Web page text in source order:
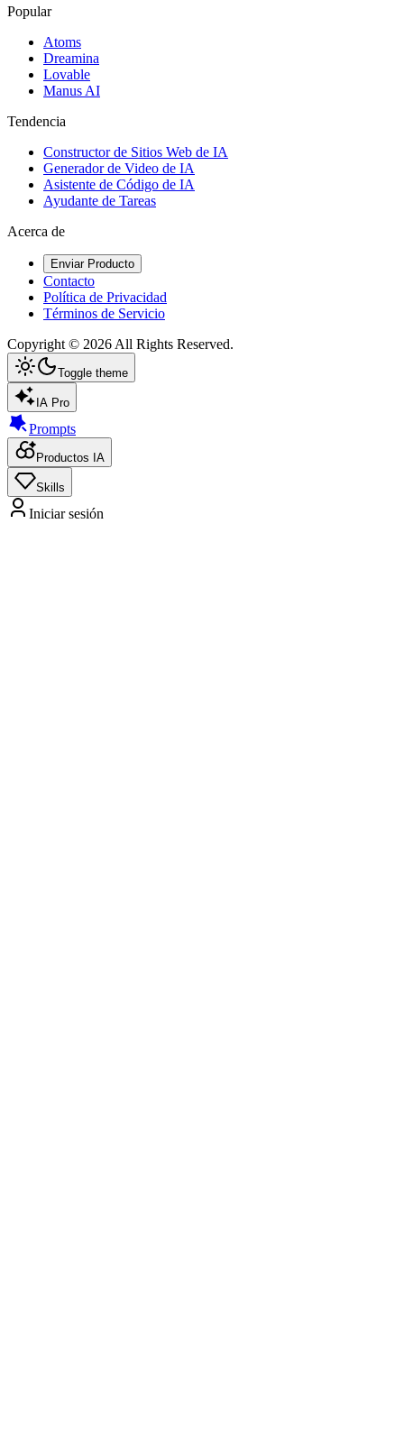
Popular
Atoms
Dreamina
Lovable
Manus AI
Tendencia
Constructor de Sitios Web de IA
Generador de Video de IA
Asistente de Código de IA
Ayudante de Tareas
Acerca de
Enviar Producto
Contacto
Política de Privacidad
Términos de Servicio
Copyright © 2026All Rights Reserved.
Toggle theme
IA Pro
Prompts
Productos IA
Skills
Iniciar sesión